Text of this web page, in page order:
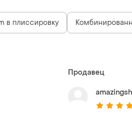
в плиссировку
Продавец